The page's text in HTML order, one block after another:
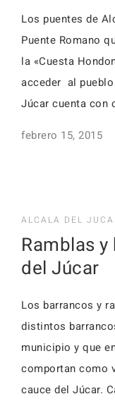
Los puentes de
Puente Romano
la «Cuesta
acceder al
Júcar cuenta con
febrero 15, 2015
ALCALA DEL
Ramblas
del Júcar
Los barrancos y
distintos
municipio y que
comportan como
cauce del Júcar.